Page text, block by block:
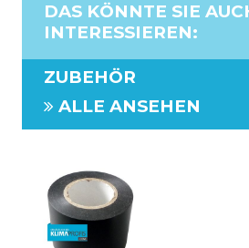
DAS KÖNNTE SIE
INTERESSIEREN:
ZUBEHÖR
ALLE ANSEHEN